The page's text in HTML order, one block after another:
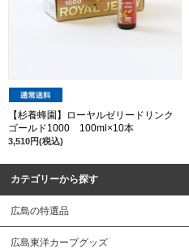
【杉養蜂園】ローヤルゼリードリンク
ゴールド1000 100ml×10本
3,510円(税込)
カテゴリーから探す
広島の特選品
広島東洋カープグッズ